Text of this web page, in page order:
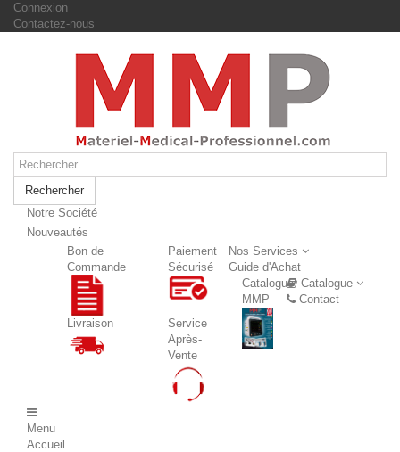
Connexion
Contactez-nous
Rechercher
Notre Société
Nouveautés
Nos Services
Bon de
Commande
Paiement
Sécurisé
Livraison
Service
Après-
Vente
Guide d'Achat
Catalogue
Catalogue
MMP
Contact
Menu
Accueil